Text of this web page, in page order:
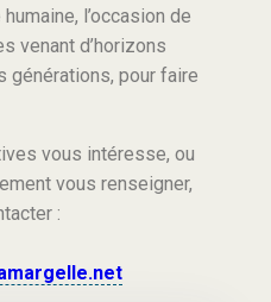
l’occasion de
venant d’horizons
pour faire
vous intéresse, ou
vous renseigner,
: